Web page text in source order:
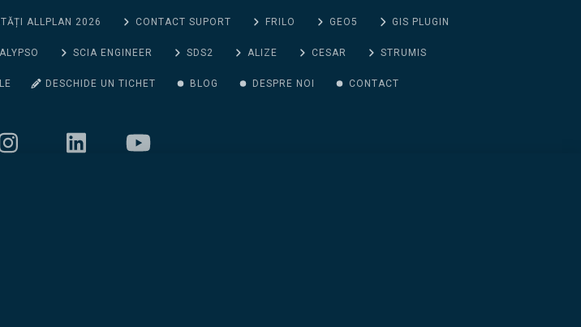
ALLPLAN 2026 CONTACT SUPORT FRILO GEO5 GIS PLUGIN
SCIA ENGINEER SDS2 ALIZE CESAR STRUMIS
DESCHIDE UN TICHET BLOG DESPRE NOI CONTACT